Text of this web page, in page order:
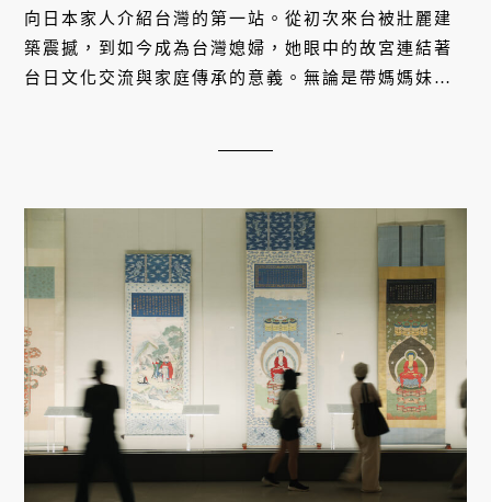
向日本家人介紹台灣的第一站。從初次來台被壯麗建
築震撼，到如今成為台灣媳婦，她眼中的故宮連結著
台日文化交流與家庭傳承的意義。無論是帶媽媽妹妹